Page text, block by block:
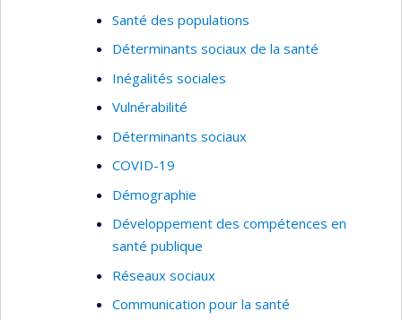
Santé des populations
Déterminants sociaux de la santé
Inégalités sociales
Vulnérabilité
Déterminants sociaux
COVID-19
Démographie
Développement des compétences en
santé publique
Réseaux sociaux
Communication pour la santé